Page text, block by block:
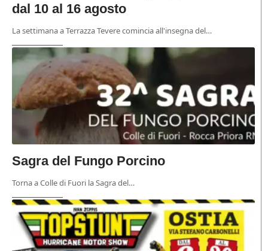
dal 10 al 16 agosto
La settimana a Terrazza Tevere comincia all'insegna del…
Sagra del Fungo Porcino
Torna a Colle di Fuori la Sagra del…